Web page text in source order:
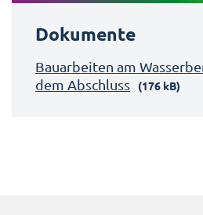
Dokumente
Bauarbeiten am
dem Abschluss
(176 kB)